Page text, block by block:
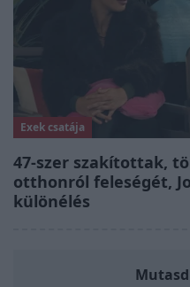
Exek csatája
47-szer szakítottak,
otthonról feleségét,
különélés